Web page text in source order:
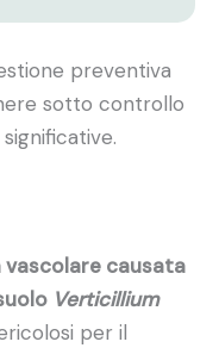
preventiva
sotto controllo
causata
Verticillium
per il